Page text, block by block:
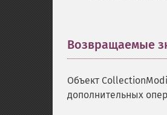
Возвращаемые
Объект
дополнительных